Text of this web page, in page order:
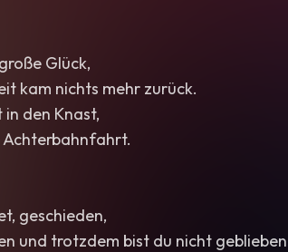
Glück,
kam nichts mehr zurück.
den Knast,
Achterbahnfahrt.
geschieden,
und trotzdem bist du nicht